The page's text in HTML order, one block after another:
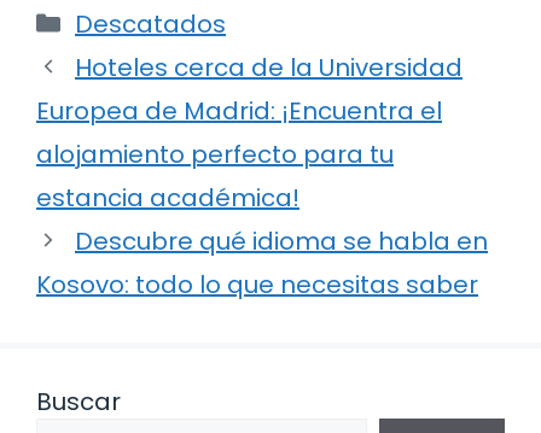
Categorías
Descatados
Hoteles cerca de la Universidad
Europea de Madrid: ¡Encuentra el
alojamiento perfecto para tu
estancia académica!
Descubre qué idioma se habla en
Kosovo: todo lo que necesitas saber
Buscar